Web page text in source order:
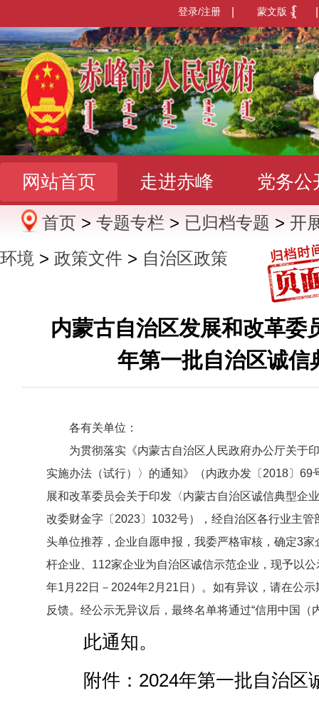
蒙文版
登录/注册
网站首页 走进赤峰 党务公
办事服务 政民互动 数据发
首页 > 专题专栏 > 已归档专题 > 开
环境 > 政策文件 > 自治区政策
内蒙古自治区发展和改革委
年第一批自治区诚信
各有关单位：
为贯彻落实《内蒙古自治区人民政府办公厅关于
实施办法（试行）〉的通知》（内政办发〔2018〕69
展和改革委员会关于印发〈内蒙古自治区诚信典型企
改委财金字〔2023〕1032号），经自治区各行业主
头单位推荐，企业自愿申报，我委严格审核，确定3
杆企业、112家企业为自治区诚信示范企业，现予以
年1月22日－2024年2月21日）。如有异议，请在公
反馈。经公示无异议后，最终名单将通过“信用中国（
此通知。
附件：2024年第一批自治区